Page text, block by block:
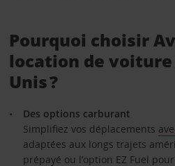
Pourquoi choisir
location de voiture
Unis ?
Des options carburant
Simplifiez vos déplacements
adaptées aux longs trajets
prépayé ou l’option EZ Fuel